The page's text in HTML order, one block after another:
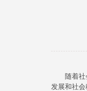
随着社会
发展和社